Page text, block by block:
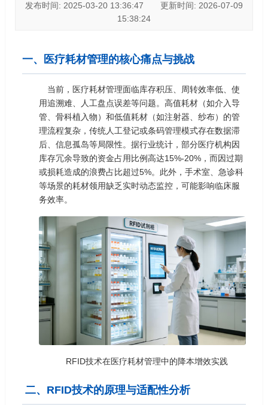
发布时间: 2025-03-20 13:36:47 更新时间: 2026-07-09
15:38:24
一、医疗耗材管理的核心痛点与挑战
当前，医疗耗材管理面临库存积压、周转效率低、使
用追溯难、人工盘点误差等问题。高值耗材（如介入导
管、骨科植入物）和低值耗材（如注射器、纱布）的管
理流程复杂，传统人工登记或条码管理模式存在数据滞
后、信息孤岛等局限性。据行业统计，部分医疗机构因
库存冗余导致的资金占用比例高达15%-20%，而因过期
或损耗造成的浪费占比超过5%。此外，手术室、急诊科
等场景的耗材领用缺乏实时动态监控，可能影响临床服
务效率。
RFID技术在医疗耗材管理中的降本增效实践
二、RFID技术的原理与适配性分析